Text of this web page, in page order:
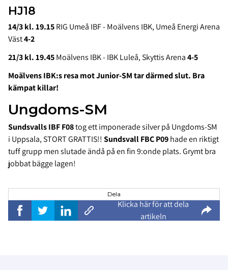
HJ18
14/3 kl. 19.15RIG Umeå IBF - Moälvens IBK, Umeå Energi Arena
Väst4-2
21/3 kl. 19.45Moälvens IBK - IBK Luleå, Skyttis Arena4-5
Moälvens IBK:s resa mot Junior-SM tar därmed slut. Bra
kämpat killar!
Ungdoms-SM
Sundsvalls IBF F08tog ett imponerade silver på Ungdoms-SM
i Uppsala, STORT GRATTIS!! Sundsvall FBC P09hade en riktigt
tuff grupp men slutade ändå på en fin 9:onde plats. Grymt bra
jobbat bägge lagen!
Dela
Klicka här för att dela
artikeln